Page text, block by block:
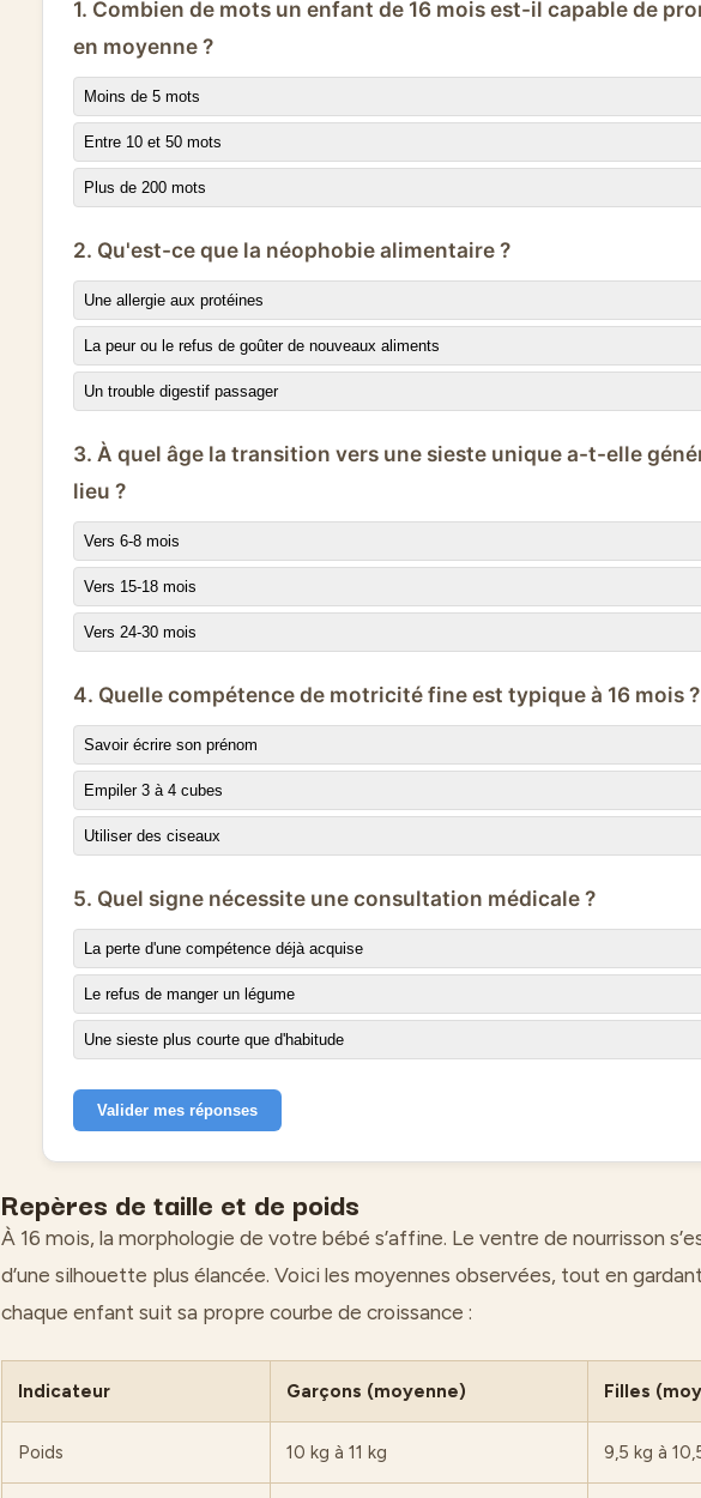
1. Combien de mots un enfant de 16 mois est-il capable de
en moyenne ?
Moins de 5 mots
Entre 10 et 50 mots
Plus de 200 mots
2. Qu'est-ce que la néophobie alimentaire ?
Une allergie aux protéines
La peur ou le refus de goûter de nouveaux aliments
Un trouble digestif passager
3. À quel âge la transition vers une sieste unique a-t-elle
lieu ?
Vers 6-8 mois
Vers 15-18 mois
Vers 24-30 mois
4. Quelle compétence de motricité fine est typique à 16 mois ?
Savoir écrire son prénom
Empiler 3 à 4 cubes
Utiliser des ciseaux
5. Quel signe nécessite une consultation médicale ?
La perte d'une compétence déjà acquise
Le refus de manger un légume
Une sieste plus courte que d'habitude
Valider mes réponses
Repères de taille et de poids
À 16 mois, la morphologie de votre bébé s’affine. Le ventre de nourrisson
d’une silhouette plus élancée. Voici les moyennes observées, tout en
chaque enfant suit sa propre courbe de croissance :
Indicateur Garçons (moyenne) Filles
Poids 10 kg à 11 kg 9,5 kg à